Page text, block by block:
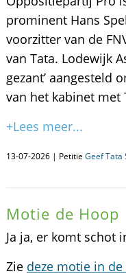
prominent Hans
voorzitter van de
van Tata. Lodewijk
gezant’ aangesteld
van het kabinet met
+Lees meer...
13-07-2026 | Petitie Geef Tata
Motie de Hoop
Ja ja, er komt schot
Zie deze motie in de